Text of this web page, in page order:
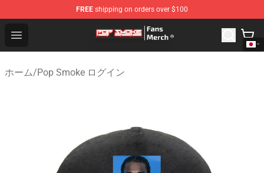
FREE shipping on orders over $100
Open menu
Pop Smoke Store - Official Pop Smoke Merchandise
ホーム/Pop Smoke ログイン